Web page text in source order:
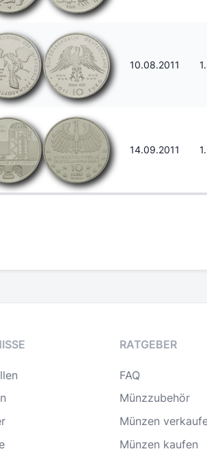
10.08.2011
14.09.2011
RATGEBER
FAQ
Münzzubehör
Münzen
Münzen kaufen